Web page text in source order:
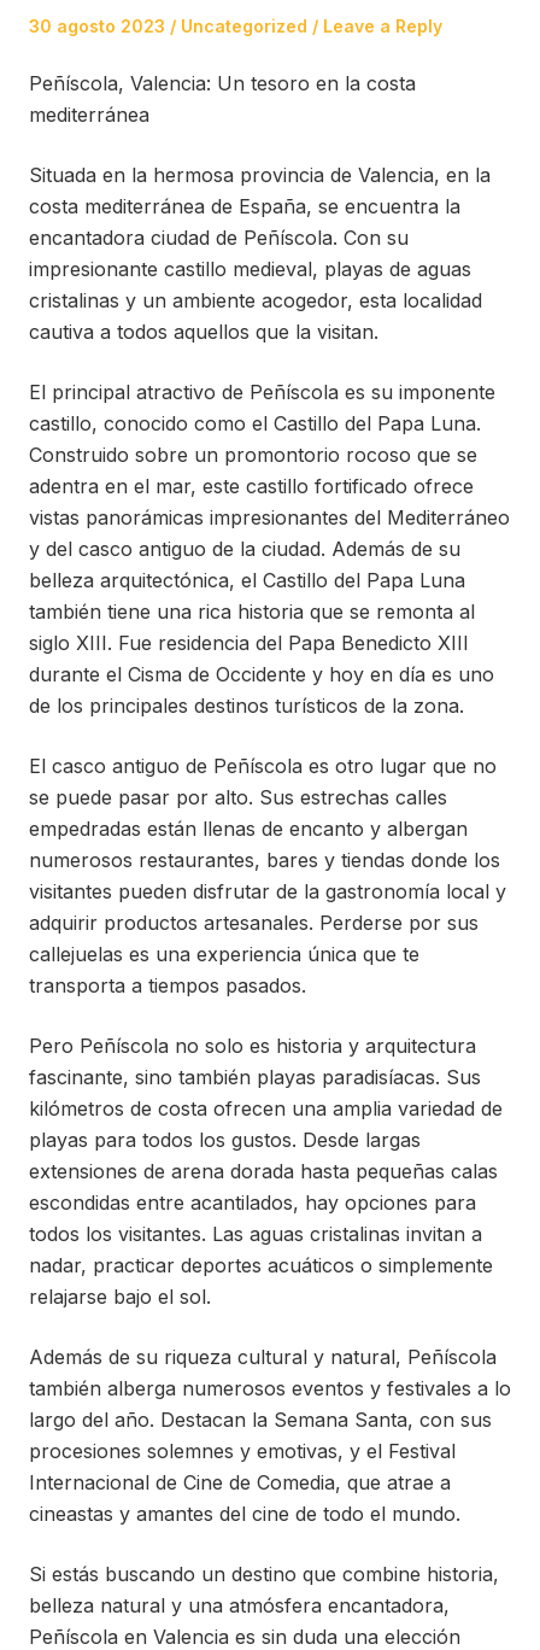
Posted
30 agosto 2023
Posted
Uncategorized Leave a Reply
Peñíscola, Valencia: Un tesoro en la costa
mediterránea
Situada en la hermosa provincia de Valencia, en la
costa mediterránea de España, se encuentra la
encantadora ciudad de Peñíscola. Con su
impresionante castillo medieval, playas de aguas
cristalinas y un ambiente acogedor, esta localidad
cautiva a todos aquellos que la visitan.
El principal atractivo de Peñíscola es su imponente
castillo, conocido como el Castillo del Papa Luna.
Construido sobre un promontorio rocoso que se
adentra en el mar, este castillo fortificado ofrece
vistas panorámicas impresionantes del Mediterráneo
y del casco antiguo de la ciudad. Además de su
belleza arquitectónica, el Castillo del Papa Luna
también tiene una rica historia que se remonta al
siglo XIII. Fue residencia del Papa Benedicto XIII
durante el Cisma de Occidente y hoy en día es uno
de los principales destinos turísticos de la zona.
El casco antiguo de Peñíscola es otro lugar que no
se puede pasar por alto. Sus estrechas calles
empedradas están llenas de encanto y albergan
numerosos restaurantes, bares y tiendas donde los
visitantes pueden disfrutar de la gastronomía local y
adquirir productos artesanales. Perderse por sus
callejuelas es una experiencia única que te
transporta a tiempos pasados.
Pero Peñíscola no solo es historia y arquitectura
fascinante, sino también playas paradisíacas. Sus
kilómetros de costa ofrecen una amplia variedad de
playas para todos los gustos. Desde largas
extensiones de arena dorada hasta pequeñas calas
escondidas entre acantilados, hay opciones para
todos los visitantes. Las aguas cristalinas invitan a
nadar, practicar deportes acuáticos o simplemente
relajarse bajo el sol.
Además de su riqueza cultural y natural, Peñíscola
también alberga numerosos eventos y festivales a lo
largo del año. Destacan la Semana Santa, con sus
procesiones solemnes y emotivas, y el Festival
Internacional de Cine de Comedia, que atrae a
cineastas y amantes del cine de todo el mundo.
Si estás buscando un destino que combine historia,
belleza natural y una atmósfera encantadora,
Peñíscola en Valencia es sin duda una elección